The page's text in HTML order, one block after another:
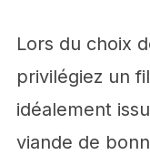
Lors du choix
privilégiez un
idéalement
viande de